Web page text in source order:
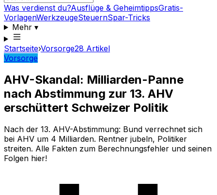
Was verdienst du?Ausflüge & GeheimtippsGratis-
VorlagenWerkzeugeSteuernSpar-Tricks
Mehr▾
Startseite›Vorsorge28 Artikel
Vorsorge
AHV-Skandal: Milliarden-Panne
nach Abstimmung zur 13. AHV
erschüttert Schweizer Politik
Nach der 13. AHV-Abstimmung: Bund verrechnet sich
bei AHV um 4 Milliarden. Rentner jubeln, Politiker
streiten. Alle Fakten zum Berechnungsfehler und seinen
Folgen hier!